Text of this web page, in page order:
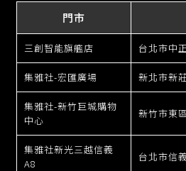
門市
三創智能旗艦店 台北市中
集雅社-宏匯廣場 新北市新
集雅社-新竹巨城購物
中心
新竹市東
集雅社新光三越信義
A8
台北市信